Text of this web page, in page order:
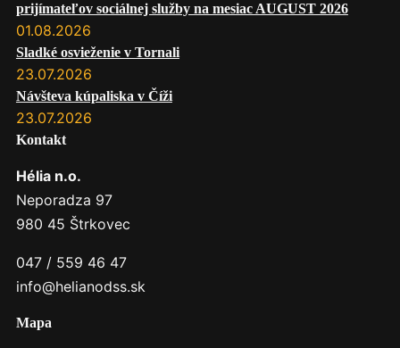
prijímateľov sociálnej služby na mesiac AUGUST 2026
01.08.2026
Sladké osvieženie v Tornali
23.07.2026
Návšteva kúpaliska v Číži
23.07.2026
Kontakt
Hélia n.o.
Neporadza 97
980 45 Štrkovec
047 / 559 46 47
info@helianodss.sk
Mapa